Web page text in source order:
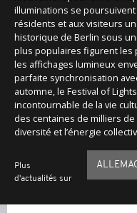
illuminations se
résidents et aux visiteurs
historique de Berlin sous
plus populaires figurent les
les affichages lumineux
parfaite synchronisation
automne, le Festival of
incontournable de la vie
des centaines de milliers
diversité et l’énergie
Plus
d'actualités sur